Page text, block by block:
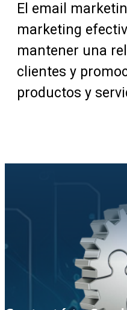
El email
marketing
mantener una
clientes y
productos y